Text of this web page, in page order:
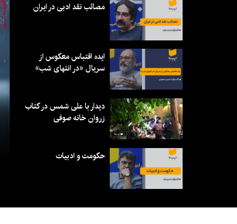
مصائب نقد ادبی در ایران
ایده اقتباس معکوس از
سریال «در انتهای شب»
دیدار با علی شمس در کتاب
زروان خانه صوفی
حکومت و ادبیات